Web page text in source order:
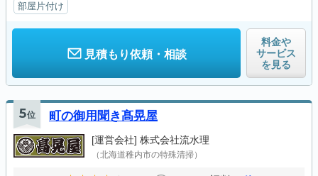
部屋片付け
見積もり依頼・相談
料金や
サービス
を見る
5位 町の御用聞き髙晃屋
[運営会社] 株式会社流水理
（北海道稚内市の特殊清掃）